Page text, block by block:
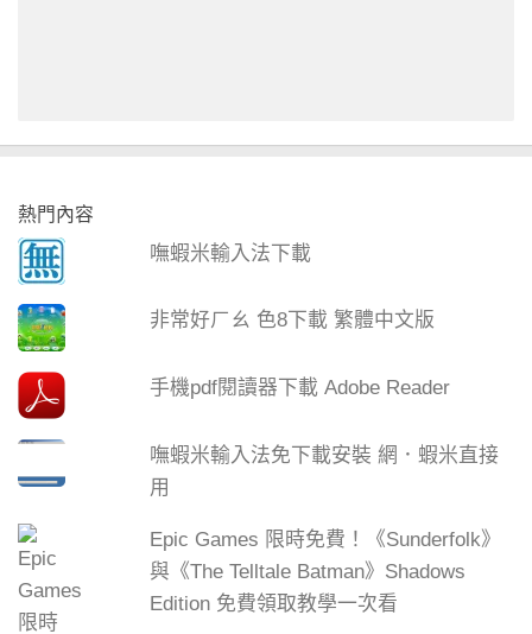
熱門內容
嘸蝦米輸入法下載
非常好ㄏㄠ 色8下載 繁體中文版
手機pdf閱讀器下載 Adobe Reader
嘸蝦米輸入法免下載安裝 網．蝦米直接
用
Epic Games 限時免費！《Sunderfolk》
與《The Telltale Batman》Shadows
Edition 免費領取教學一次看